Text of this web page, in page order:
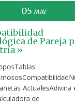
05 MAY
de Pareja
»
ActualesAdivina
de